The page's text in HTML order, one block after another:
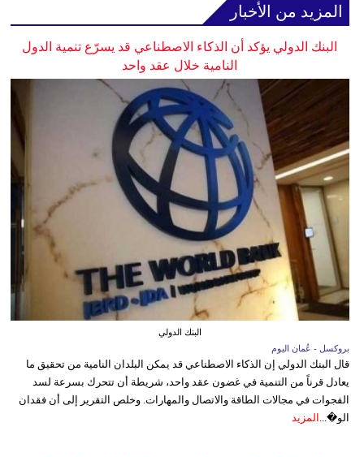
المزيد من الأخبار
البنك الدولي يؤكد أن الذكاء الاصطناعي قد يسرّع تنمية الدول
النامية خلال عقد واحد
البنك الدولي
بروكسل - عُمان اليوم
قال البنك الدولي إن الذكاء الاصطناعي قد يمكن البلدان النامية من تحقيق ما
يعادل قرناً من التنمية في غضون عقد واحد، شريطة أن تتحرك بسرعة لسد
الفجوات في مجالات الطاقة والاتصال والمهارات. وخلص التقرير إلى أن فقدان
الو�...
المزيد